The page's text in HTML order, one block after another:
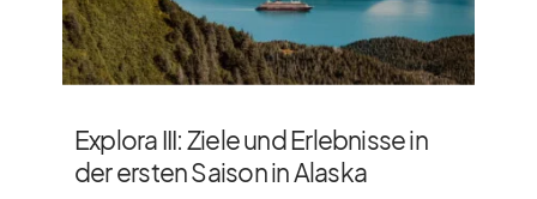
Explora III: Ziele und Erlebnisse in
der ersten Saison in Alaska